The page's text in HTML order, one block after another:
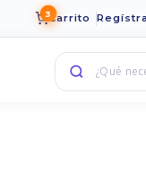
3Carrito